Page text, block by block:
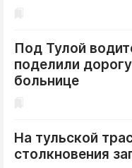
Под Тулой
поделили
больнице
На тульской
столкновения